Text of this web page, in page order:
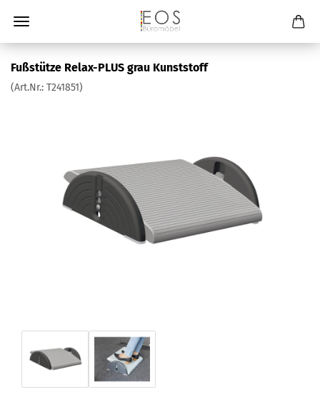
Fußstütze Relax-PLUS grau Kunststoff
(Art.Nr.: T241851)